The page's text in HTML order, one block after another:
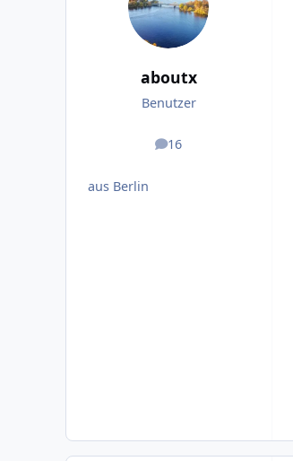
aboutx
Benutzer
16
Beiträge
aus Berlin